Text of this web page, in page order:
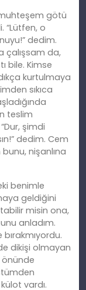
götü
“Lütfen, o
dedim.
çalışsam da,
bile. Kimse
kurtulmaya
sıkıca
teslim
şimdi
dedim. Cem
nişanlına
benimle
geldiğini
misin ona,
anladım.
dikişi olmayan
vardı.